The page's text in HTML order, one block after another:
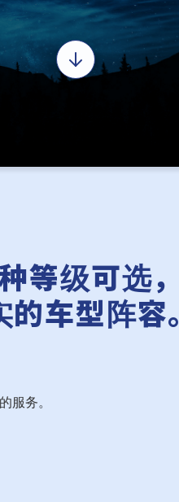
等级可选，
的车型阵容。
服务。